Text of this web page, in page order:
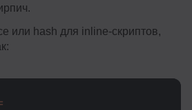
или hash для inline-скриптов,